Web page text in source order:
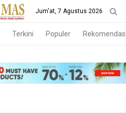
Jum'at, 7 Agustus 2026
Terkini Populer